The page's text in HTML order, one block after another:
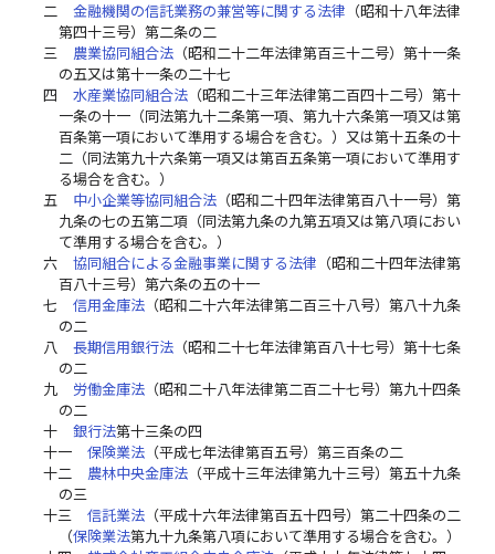
二
金融機関の信託業務の兼営等に関する法律 （昭和十八年法律
第四十三号）第二条の二
三
農業協同組合法（昭和二十二年法律第百三十二号）第十一条
の五又は第十一条の二十七
四
水産業協同組合法（昭和二十三年法律第二百四十二号）第十
一条の十一（同法第九十二条第一項、第九十六条第一項又は第
百条第一項において準用する場合を含む。）又は第十五条の十
二（同法第九十六条第一項又は第百五条第一項において準用す
る場合を含む。）
五
中小企業等協同組合法（昭和二十四年法律第百八十一号）第
九条の七の五第二項（同法第九条の九第五項又は第八項におい
て準用する場合を含む。）
六
協同組合による金融事業に関する法律 （昭和二十四年法律第
百八十三号）第六条の五の十一
七
信用金庫法（昭和二十六年法律第二百三十八号）第八十九条
の二
八
長期信用銀行法（昭和二十七年法律第百八十七号）第十七条
の二
九
労働金庫法（昭和二十八年法律第二百二十七号）第九十四条
の二
十
銀行法第十三条の四
十一
保険業法（平成七年法律第百五号）第三百条の二
十二
農林中央金庫法（平成十三年法律第九十三号）第五十九条
の三
十三
信託業法（平成十六年法律第百五十四号）第二十四条の二
（保険業法第九十九条第八項において準用する場合を含む。）